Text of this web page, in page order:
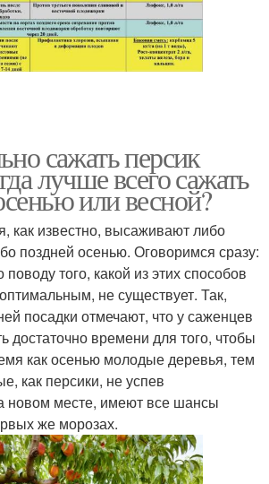
сажать персик
лучше всего сажать
или весной?
как известно, высаживают либо
поздней осенью. Оговоримся сразу:
того, какой из этих способов
не существует. Так,
посадки отмечают, что у саженцев
достаточно времени для того, чтобы
как осенью молодые деревья, тем
как персики, не успев
новом месте, имеют все шансы
же морозах.